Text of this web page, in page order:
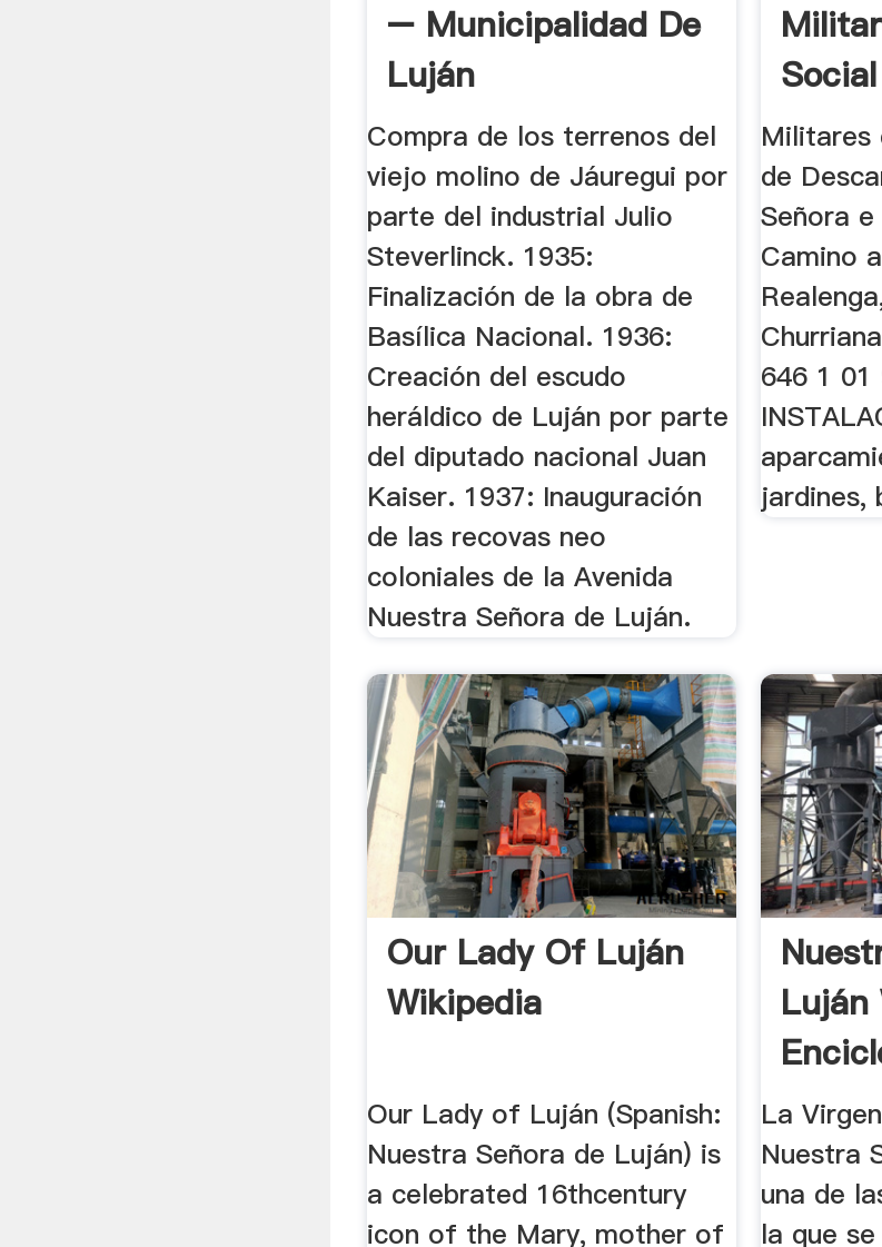
– Municipalidad De
Luján
Compra de los terrenos del
viejo molino de Jáuregui por
parte del industrial Julio
Steverlinck. 1935:
Finalización de la obra de
Basílica Nacional. 1936:
Creación del escudo
heráldico de Luján por parte
del diputado nacional Juan
Kaiser. 1937: Inauguración
de las recovas neo
coloniales de la Avenida
Nuestra Señora de Luján.
Militares
de
Señora e
Camino
646 1 01
jardines,
Our Lady Of Luján
Wikipedia
Our Lady of Luján (Spanish:
Nuestra Señora de Luján) is
a celebrated 16thcentury
icon of the Mary, mother of
Luján
La
Nuestra
una de
la que